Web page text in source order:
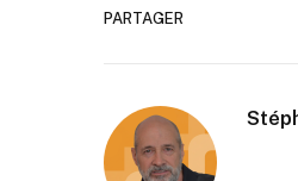
PARTAGER